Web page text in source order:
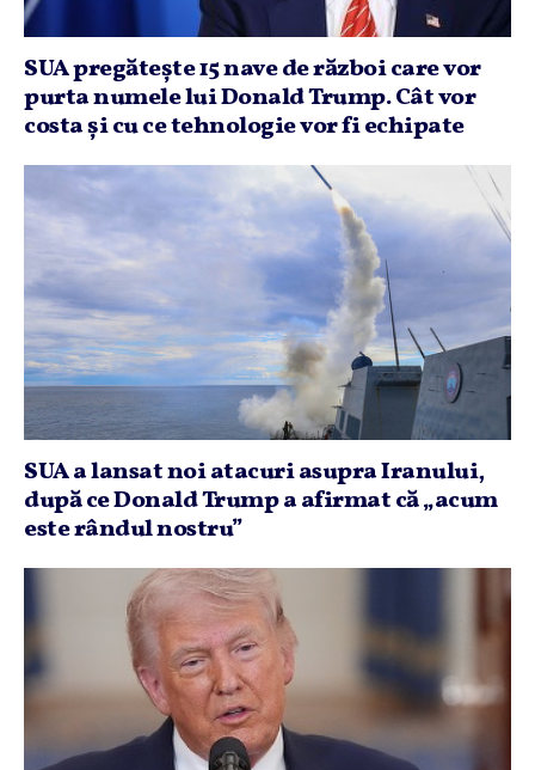
SUA pregăteşte 15 nave de război care vor
purta numele lui Donald Trump. Cât vor
costa şi cu ce tehnologie vor fi echipate
SUA a lansat noi atacuri asupra Iranului,
după ce Donald Trump a afirmat că „acum
este rândul nostru”